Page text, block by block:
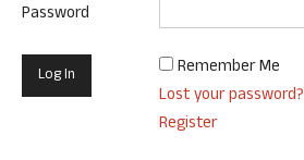
Password
Remember Me
Lost your password?
Register